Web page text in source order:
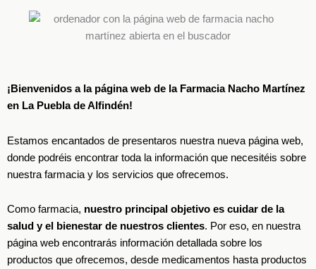
¡Bienvenidos a la página web de la Farmacia Nacho Martínez
en La Puebla de Alfindén!
Estamos encantados de presentaros nuestra nueva página web,
donde podréis encontrar toda la información que necesitéis sobre
nuestra farmacia y los servicios que ofrecemos.
Como farmacia, nuestro principal objetivo es cuidar de la
salud y el bienestar de nuestros clientes. Por eso, en nuestra
página web encontrarás información detallada sobre los
productos que ofrecemos, desde medicamentos hasta productos